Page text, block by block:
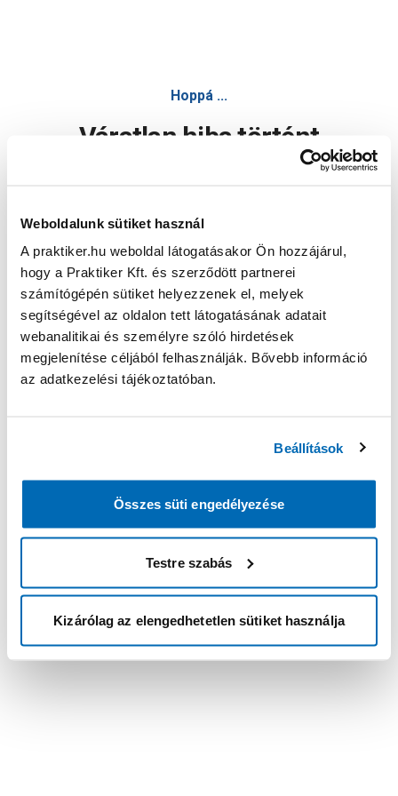
Weboldalunk sütiket használ
A praktiker.hu weboldal látogatásakor Ön hozzájárul,
hogy a Praktiker Kft. és szerződött partnerei
számítógépén sütiket helyezzenek el, melyek
segítségével az oldalon tett látogatásának adatait
webanalitikai és személyre szóló hirdetések
megjelenítése céljából felhasználják. Bővebb információ
az adatkezelési tájékoztatóban.
Beállítások
Összes süti engedélyezése
Testre szabás
Kizárólag az elengedhetetlen sütiket használja
Hoppá ...
Váratlan hiba történt
Oldal újratöltése